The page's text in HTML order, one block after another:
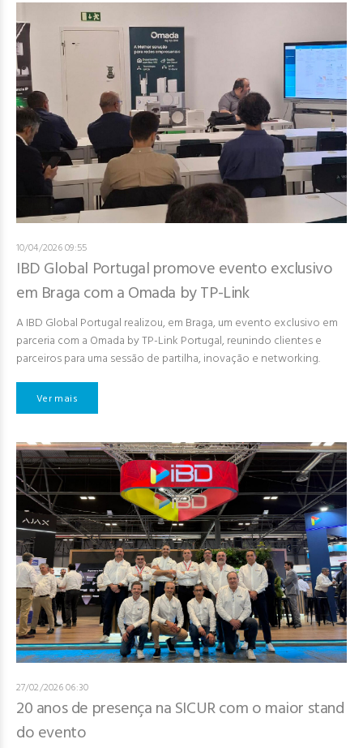
10/04/2026 09:55
IBD Global Portugal promove evento exclusivo
em Braga com a Omada by TP-Link
A IBD Global Portugal realizou, em Braga, um evento exclusivo em
parceria com a Omada by TP-Link Portugal, reunindo clientes e
parceiros para uma sessão de partilha, inovação e networking.
Ver mais
27/02/2026 06:30
20 anos de presença na SICUR com o maior stand
do evento